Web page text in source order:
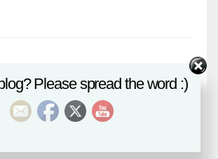
Please spread the word :)